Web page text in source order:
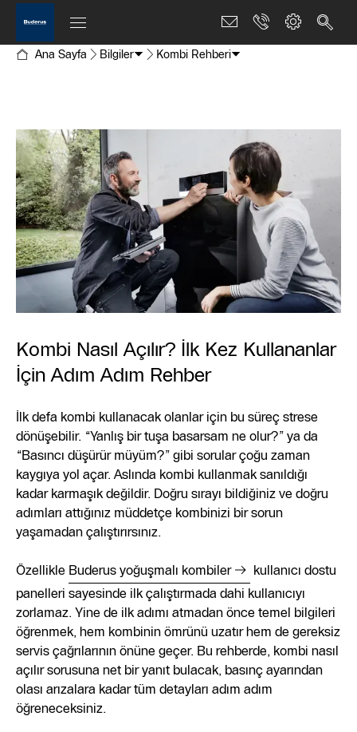
Ana Sayfa Bilgiler Kombi Rehberi
Kombi Nasıl Açılır? İlk Kez Kullananlar
İçin Adım Adım Rehber
İlk defa kombi kullanacak olanlar için bu süreç strese
dönüşebilir. “Yanlış bir tuşa basarsam ne olur?” ya da
“Basıncı düşürür müyüm?” gibi sorular çoğu zaman
kaygıya yol açar. Aslında kombi kullanmak sanıldığı
kadar karmaşık değildir. Doğru sırayı bildiğiniz ve doğru
adımları attığınız müddetçe kombinizi bir sorun
yaşamadan çalıştırırsınız.
Özellikle Buderus yoğuşmalı kombiler
kullanıcı dostu
panelleri sayesinde ilk çalıştırmada dahi kullanıcıyı
zorlamaz. Yine de ilk adımı atmadan önce temel bilgileri
öğrenmek, hem kombinin ömrünü uzatır hem de gereksiz
servis çağrılarının önüne geçer. Bu rehberde, kombi nasıl
açılır sorusuna net bir yanıt bulacak, basınç ayarından
olası arızalara kadar tüm detayları adım adım
öğreneceksiniz.